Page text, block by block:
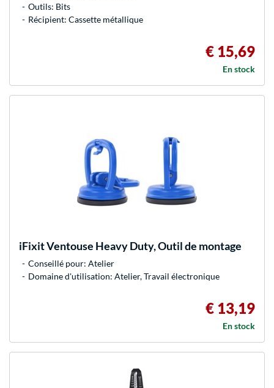
Outils: Bits
Récipient: Cassette métallique
€ 15,69
En stock
iFixitVentouse Heavy Duty, Outil de montage
Conseillé pour: Atelier
Domaine d'utilisation: Atelier, Travail électronique
€ 13,19
En stock